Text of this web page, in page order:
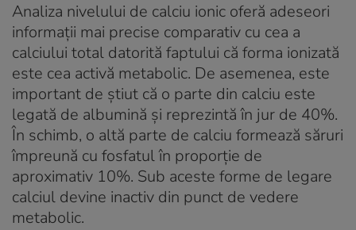
Analiza nivelului de calciu ionic oferă adeseori
informații mai precise comparativ cu cea a
calciului total datorită faptului că forma ionizată
este cea activă metabolic. De asemenea, este
important de știut că o parte din calciu este
legată de albumină și reprezintă în jur de 40%.
În schimb, o altă parte de calciu formează săruri
împreună cu fosfatul în proporție de
aproximativ 10%. Sub aceste forme de legare
calciul devine inactiv din punct de vedere
metabolic.